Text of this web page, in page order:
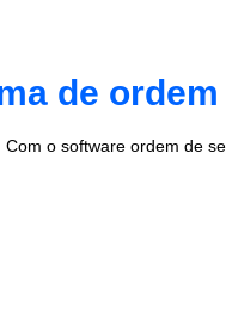
de
Com o software ordem de